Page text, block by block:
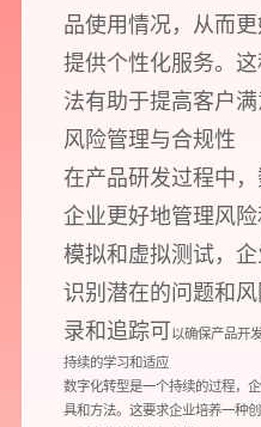
您希望： 预约面谈 在
再想想
品使用情况，从而更
提供个性化服务。
法有助于提高客户满
风险管理与合规性
在产品研发过程中
企业更好地管理风
模拟和虚拟测试，
识别潜在的问题和
录和追踪可以确保产品开
持续的学习和适应
数字化转型是一个持续的过程，
具和方法。这要求企业培养一种